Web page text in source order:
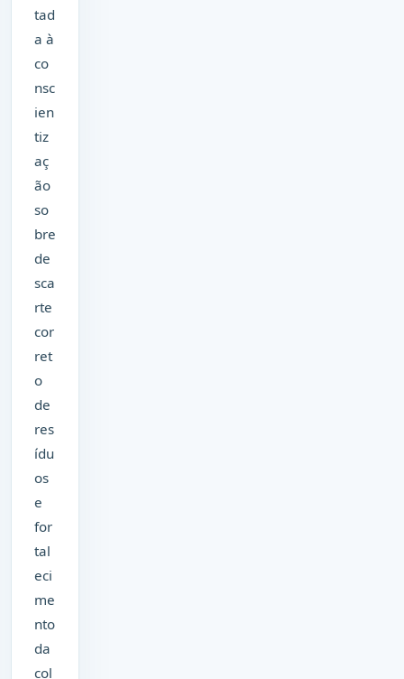
tad
a à
co
nsc
ien
tiz
aç
ão
so
bre
de
sca
rte
cor
ret
o
de
res
ídu
os
e
for
tal
eci
me
nto
da
col